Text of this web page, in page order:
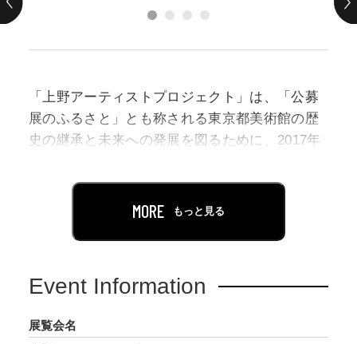
「上野アーティストプロジェクト」は、「公募
展のふるさと」とも称される東京都美術館の歴
史の継承と未来への発展を図るために、2017年
展は、「源氏物語」がテーマです。
季折々の美しい情景とともに、多数の登場人物
中心に紡がれる人間模様は、現代の私たちにも
とを重ね合わせ、物語に感情移入することがで
MORE もっと見る
Event Information
展覧会名